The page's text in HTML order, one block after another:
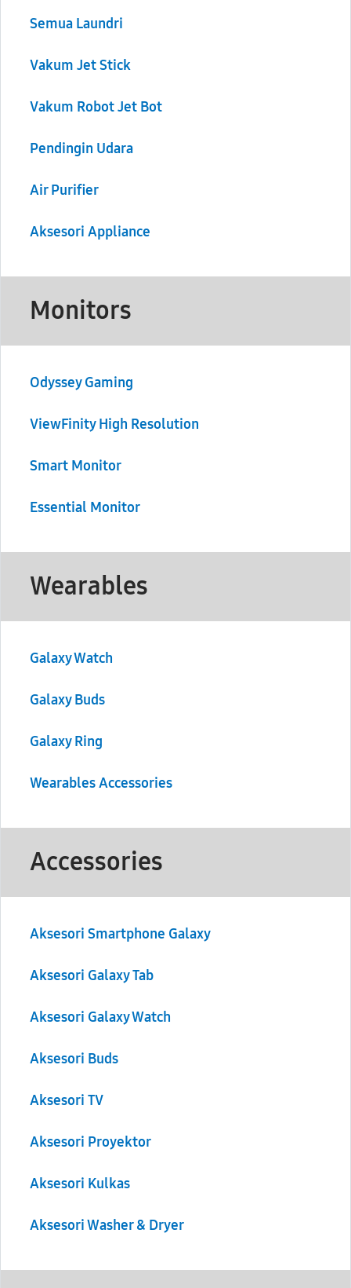
Semua Laundri
Vakum Jet Stick
Vakum Robot Jet Bot
Pendingin Udara
Air Purifier
Aksesori Appliance
Monitors
Odyssey Gaming
ViewFinity High Resolution
Smart Monitor
Essential Monitor
Wearables
Galaxy Watch
Galaxy Buds
Galaxy Ring
Wearables Accessories
Accessories
Aksesori Smartphone Galaxy
Aksesori Galaxy Tab
Aksesori Galaxy Watch
Aksesori Buds
Aksesori TV
Aksesori Proyektor
Aksesori Kulkas
Aksesori Washer & Dryer